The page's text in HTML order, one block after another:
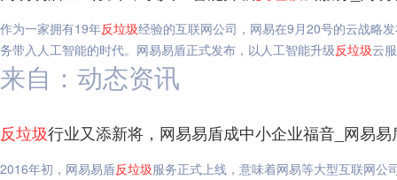
作为一家拥有19年反垃圾经验的互联网公司，网易在9月20号的云战略
务带入人工智能的时代。网易易盾正式发布，以人工智能升级反垃圾云
来自：动态资讯
反垃圾行业又添新将，网易易盾成中小企业福音_网易易
2016年初，网易易盾反垃圾服务正式上线，意味着网易等大型互联网公